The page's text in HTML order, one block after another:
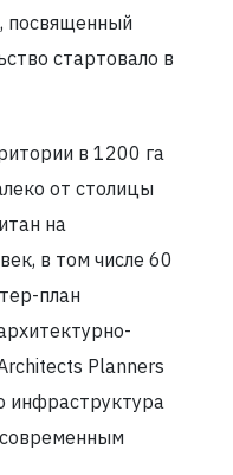
посвященный
стартовало в
в 1200 га
от столицы
на
в том числе 60
план
Planners
инфраструктура